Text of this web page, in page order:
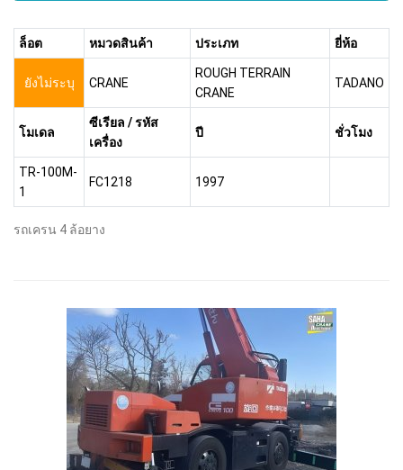
ล็อต หมวดสินค้า ประเภท ยี่ห้อ
ยังไม่ระบุ CRANE
ROUGH TERRAIN
CRANE
TADANO
โมเดล
ซีเรียล / รหัส
เครื่อง
ปี ชั่วโมง
TR-100M-
1
FC1218 1997
รถเครน 4 ล้อยาง